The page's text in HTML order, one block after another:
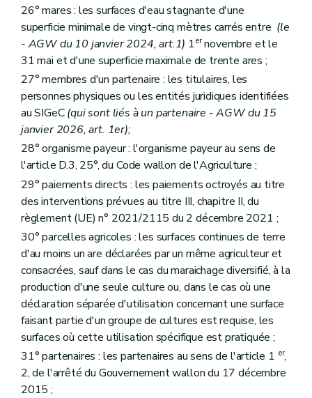
26° mares : les surfaces d'eau stagnante d'une
superficie minimale de vingt-cinq mètres carrés entre (le
- AGW du 10 janvier 2024, art.1) 1ernovembre et le
31 mai et d'une superficie maximale de trente ares ;
27° membres d'un partenaire : les titulaires, les
personnes physiques ou les entités juridiques identifiées
au SIGeC(qui sont liés à un partenaire - AGW du 15
janvier 2026, art. 1er);
28° organisme payeur : l'organisme payeur au sens de
l'article D.3, 25°, du Code wallon de l'Agriculture ;
29° paiements directs : les paiements octroyés au titre
des interventions prévues au titre III, chapitre II, du
règlement (UE) n° 2021/2115 du 2 décembre 2021 ;
30° parcelles agricoles : les surfaces continues de terre
d'au moins un are déclarées par un même agriculteur et
consacrées, sauf dans le cas du maraichage diversifié, à la
production d'une seule culture ou, dans le cas où une
déclaration séparée d'utilisation concernant une surface
faisant partie d'un groupe de cultures est requise, les
surfaces où cette utilisation spécifique est pratiquée ;
31° partenaires : les partenaires au sens de l'article 1 er,
2, de l'arrêté du Gouvernement wallon du 17 décembre
2015 ;